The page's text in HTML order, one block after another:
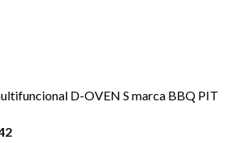
D-OVEN S marca BBQ PIT